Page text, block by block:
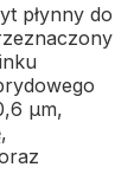
płynny do
μm,